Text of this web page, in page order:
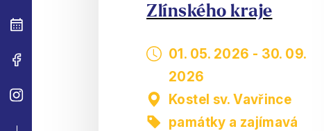
Zlínského kraje
01. 05. 2026 - 30. 09.
2026
Kostel sv. Vavřince
památky a zajímavá